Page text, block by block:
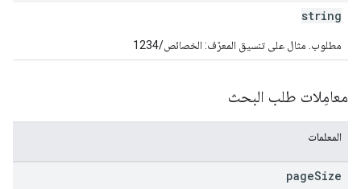
string
مطلوب. مثال على تنسيق المعرّف: الخصائص/1234
معامِلات طلب البحث
المعلمات
pageSize